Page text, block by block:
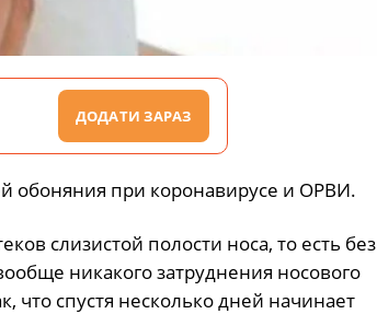
ДОДАТИ ЗАРАЗ
обоняния при коронавирусе и ОРВИ.
слизистой полости носа, то есть без
никакого затруднения носового
что спустя несколько дней начинает